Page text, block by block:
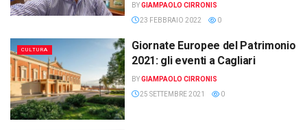
BYGIAMPAOLO CIRRONIS
23 FEBBRAIO 2022
0
CULTURA
Giornate Europee del Patrimonio
2021: gli eventi a Cagliari
BYGIAMPAOLO CIRRONIS
25 SETTEMBRE 2021
0